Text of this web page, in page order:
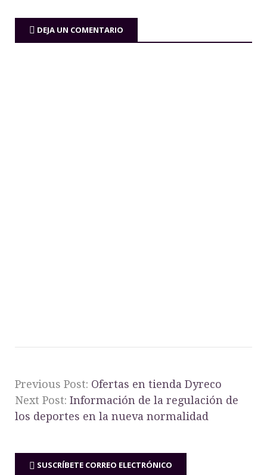
DEJA UN COMENTARIO
Previous Post: Ofertas en tienda Dyreco
Next Post: Información de la regulación de
los deportes en la nueva normalidad
SUSCRÍBETE CORREO ELECTRÓNICO